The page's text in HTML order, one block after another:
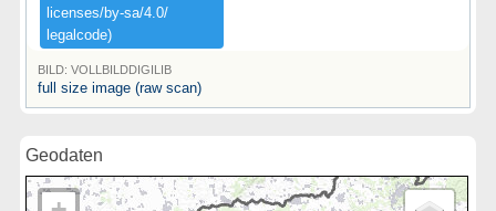
licenses/​by-​sa/​4.​0/​
legalcode)​
BILD: VOLLBILDDIGILIB
full size image (raw scan)
Geodaten